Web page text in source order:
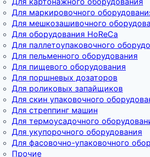
Для маркировочного
Для мешкозашивочного
Для оборудования HoReCa
Для паллетоупаковочного
Для пельменного оборудования
Для пищевого оборудования
Для поршневых дозаторов
Для роликовых запайщиков
Для скин упаковочного
Для стреппинг машин
Для термоусадочного
Для укупорочного оборудования
Для фасовочно-упаковочного
Прочие